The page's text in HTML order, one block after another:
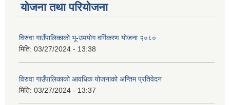
योजना तथा परियोजना
विरुवा गाउँपालिकाको भू-उपयोग वर्गिकरण योजना २०८०
मिति: 03/27/2024 - 13:38
विरुवा गाउँपालिकाको आवधिक योजनाको अन्तिम प्रतिवेदन
मिति: 03/27/2024 - 13:37